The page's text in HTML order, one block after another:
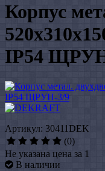
Корпус
IP54
Артикул: 30411DEK
(0)
Не указана цена за 1
В наличии